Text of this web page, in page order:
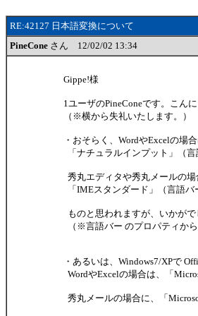
RE:42127 日本語変換について
PineCone さん 12/02/02 13:34
Gippe!様
1ユーザのPineConeです。こんに
（※横から失礼いたします。）
・おそらく、WordやExcelの場
「ナチュラルインプット」（言
秀丸エディタや秀丸メールの場
「IMEスタンダード」（言語バ
ものと思われますが、いかがで
（※言語バー のプロパティから
・あるいは、Windows7/XPで
WordやExcelの場合は、「
秀丸メールの場合に、「